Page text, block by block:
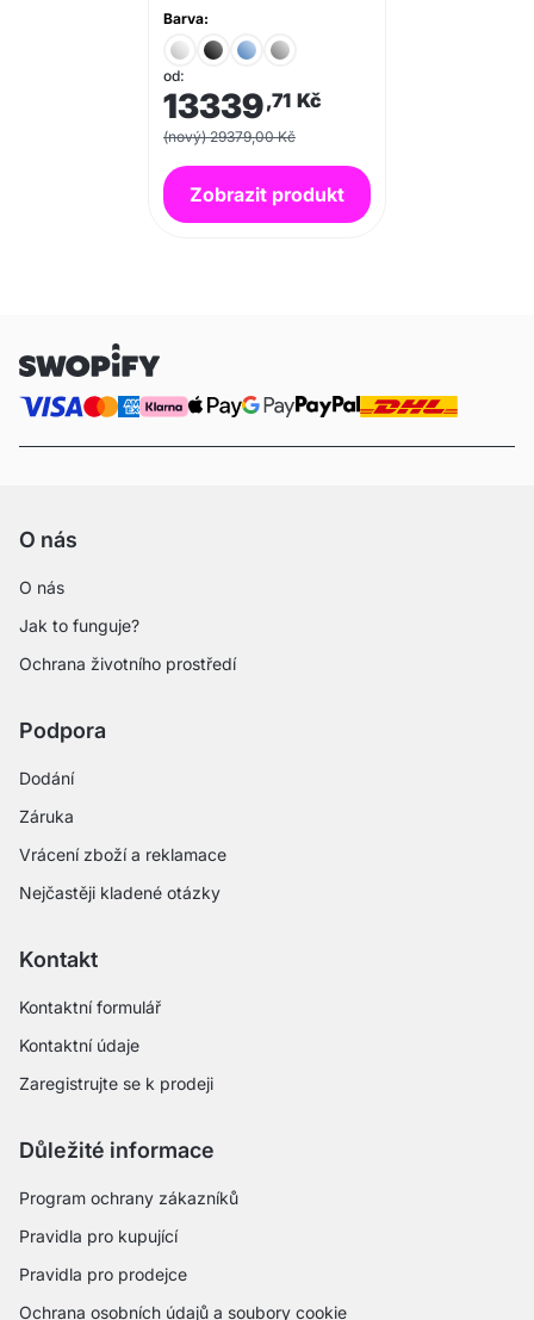
Barva:
od:
13339,71 Kč
(nový) 29379,00 Kč
Zobrazit produkt
O nás
O nás
Jak to funguje?
Ochrana životního prostředí
Podpora
Dodání
Záruka
Vrácení zboží a reklamace
Nejčastěji kladené otázky
Kontakt
Kontaktní formulář
Kontaktní údaje
Zaregistrujte se k prodeji
Důležité informace
Program ochrany zákazníků
Pravidla pro kupující
Pravidla pro prodejce
Ochrana osobních údajů a soubory cookie